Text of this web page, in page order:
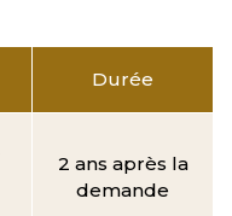
Durée
2 ans après la
demande